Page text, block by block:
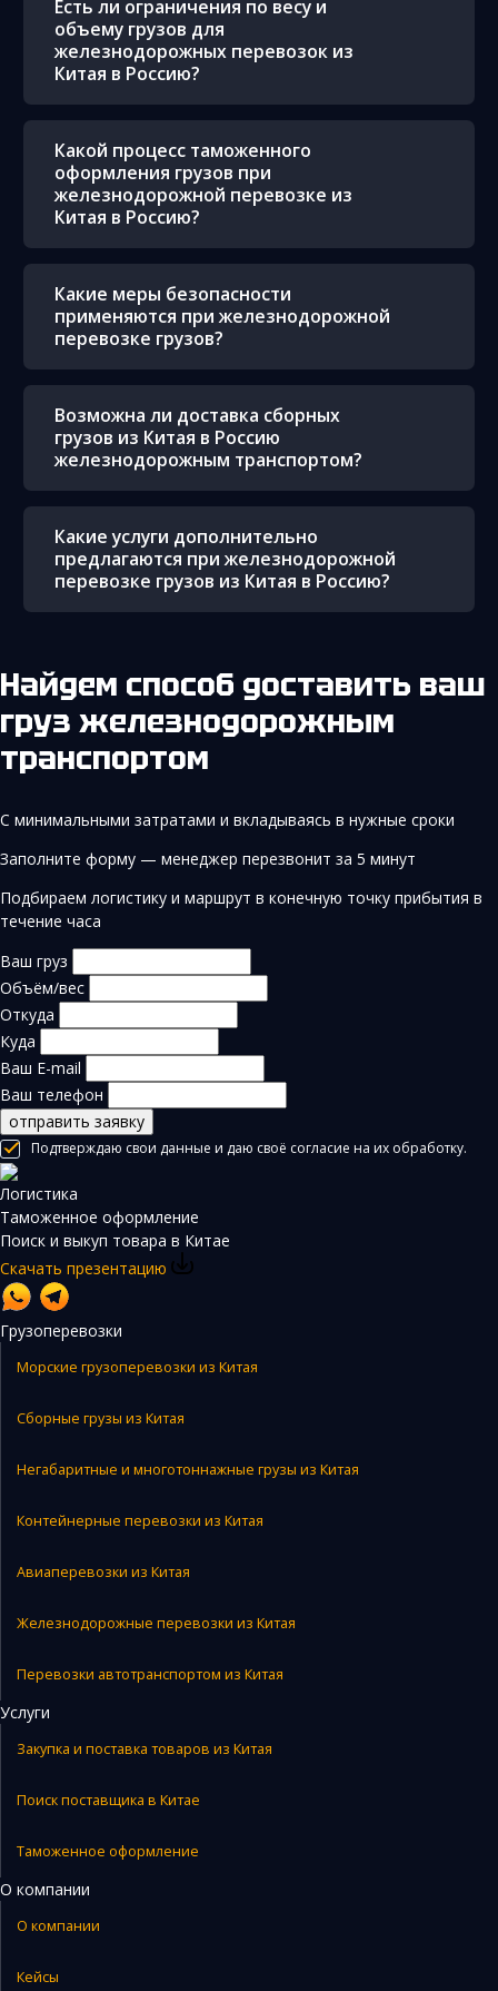
Есть ли ограничения по весу и
объему грузов для
железнодорожных перевозок из
Китая в Россию?
Какой процесс таможенного
оформления грузов при
железнодорожной перевозке из
Китая в Россию?
Какие меры безопасности
применяются при железнодорожной
перевозке грузов?
Возможна ли доставка сборных
грузов из Китая в Россию
железнодорожным транспортом?
Какие услуги дополнительно
предлагаются при железнодорожной
перевозке грузов из Китая в Россию?
Найдем способ доставить ваш
груз железнодорожным
транспортом
С минимальными затратами и вкладываясь в нужные сроки
Заполните форму — менеджер перезвонит за 5 минут
Подбираем логистику и маршрут в конечную точку прибытия в
течение часа
Ваш груз
Объём/вес
Откуда
Куда
Ваш E-mail
Ваш телефон
отправить заявку
Подтверждаю свои данные и даю своё согласие на их обработку.
Логистика
Таможенное оформление
Поиск и выкуп товара в Китае
Скачать презентацию
Грузоперевозки
Морские грузоперевозки из Китая
Сборные грузы из Китая
Негабаритные и многотоннажные грузы из Китая
Контейнерные перевозки из Китая
Авиаперевозки из Китая
Железнодорожные перевозки из Китая
Перевозки автотранспортом из Китая
Услуги
Закупка и поставка товаров из Китая
Поиск поставщика в Китае
Таможенное оформление
О компании
О компании
Кейсы